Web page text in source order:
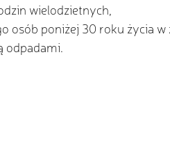
wielodzietnych,
osób poniżej 30 roku życia
odpadami.